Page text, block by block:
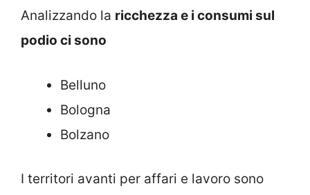
Analizzando la ricchezza e i consumi sul
podio ci sono
Belluno
Bologna
Bolzano
I territori avanti per affari e lavoro sono